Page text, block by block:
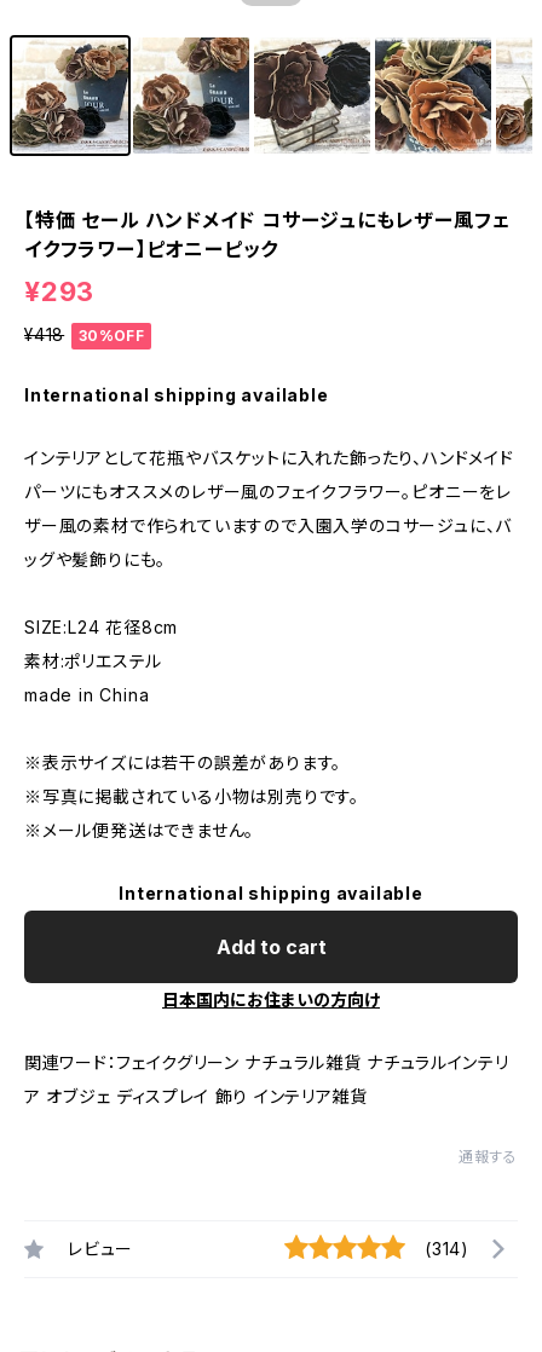
【特価 セール ハンドメイド コサージュにもレザー風フェ
イクフラワー】ピオニーピック
¥293
¥418 30%OFF
International shipping available
インテリアとして花瓶やバスケットに入れた飾ったり、ハンドメイド
パーツにもオススメのレザー風のフェイクフラワー。ピオニーをレ
ザー風の素材で作られていますので入園入学のコサージュに、バ
ッグや髪飾りにも。
SIZE:L24 花径8cm
素材:ポリエステル
made in China
※表示サイズには若干の誤差があります。
※写真に掲載されている小物は別売りです。
※メール便発送はできません。
International shipping available
Add to cart
日本国内にお住まいの方向け
関連ワード：フェイクグリーン ナチュラル雑貨 ナチュラルインテリ
ア オブジェ ディスプレイ 飾り インテリア雑貨
通報する
レビュー (314)